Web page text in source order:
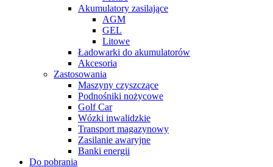
Akumulatory zasilające
AGM
GEL
Litowe
Ładowarki do akumulatorów
Akcesoria
Zastosowania
Maszyny czyszczące
Podnośniki nożycowe
Golf Car
Wózki inwalidzkie
Transport magazynowy
Zasilanie awaryjne
Banki energii
Do pobrania